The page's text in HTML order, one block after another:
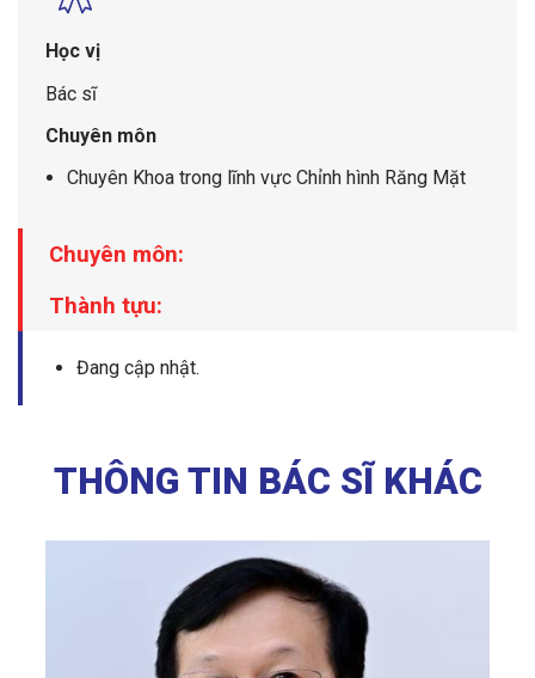
Học vị
Bác sĩ
Chuyên môn
Chuyên Khoa trong lĩnh vực Chỉnh hình Răng Mặt
Chuyên môn:
Thành tựu:
Đang cập nhật.
THÔNG TIN BÁC SĨ KHÁC